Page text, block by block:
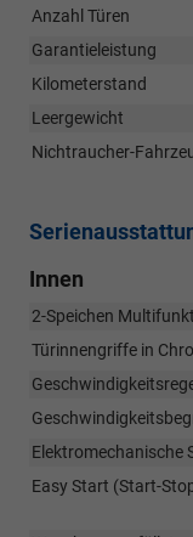
Anzahl Türen
Garantieleistung
Kilometerstand
Leergewicht
Nichtraucher-
Innen
2-Speichen
Türinnengriffe in
Elektromechanische
Easy Start (Start-